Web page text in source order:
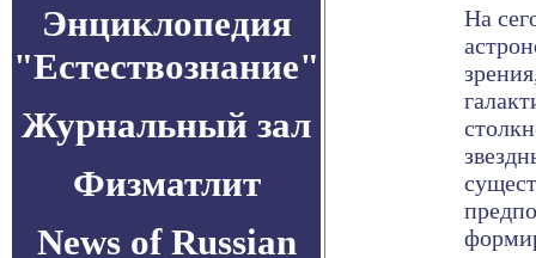
Энциклопедия
"Естествознание"
Журнальный зал
Физматлит
News of Russian
На